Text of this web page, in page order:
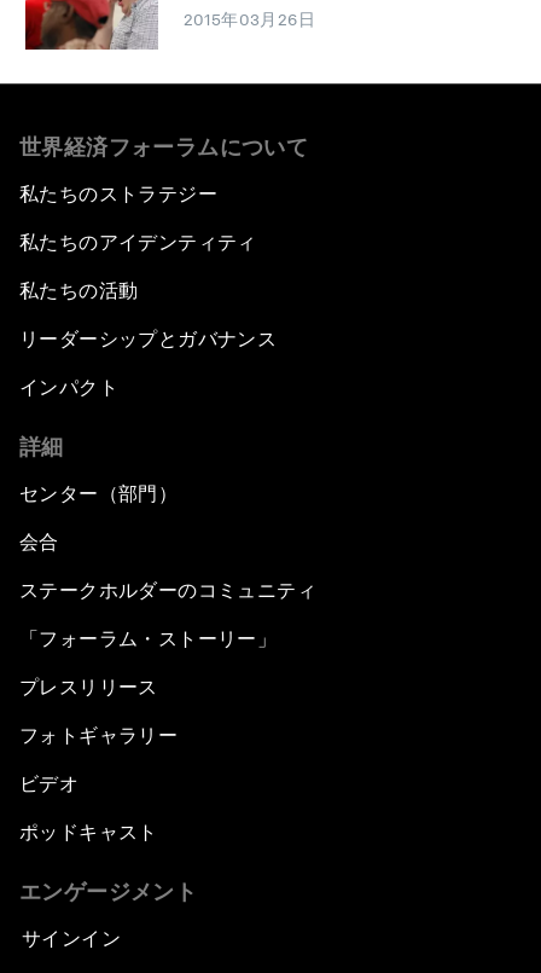
2015年03月26日
世界経済フォーラムについて
私たちのストラテジー
私たちのアイデンティティ
私たちの活動
リーダーシップとガバナンス
インパクト
詳細
センター（部門）
会合
ステークホルダーのコミュニティ
「フォーラム・ストーリー」
プレスリリース
フォトギャラリー
ビデオ
ポッドキャスト
エンゲージメント
サインイン